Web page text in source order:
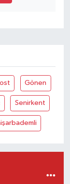
Gönen
Senirkent